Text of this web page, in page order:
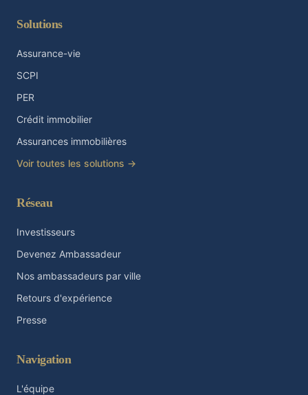
Solutions
Assurance-vie
SCPI
PER
Crédit immobilier
Assurances immobilières
Voir toutes les solutions →
Réseau
Investisseurs
Devenez Ambassadeur
Nos ambassadeurs par ville
Retours d'expérience
Presse
Navigation
L'équipe